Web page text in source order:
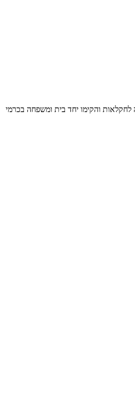
בעלי תואר שני אשר הכירו בפקולטה לחקלאות והקימו יחד בית ומשפחה בכרמי